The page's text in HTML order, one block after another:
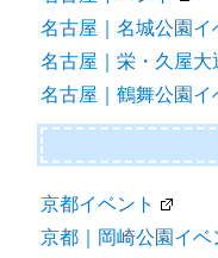
名古屋｜名城公園イ
名古屋｜栄・久屋大
名古屋｜鶴舞公園イ
京都イベント
京都｜岡崎公園イベ